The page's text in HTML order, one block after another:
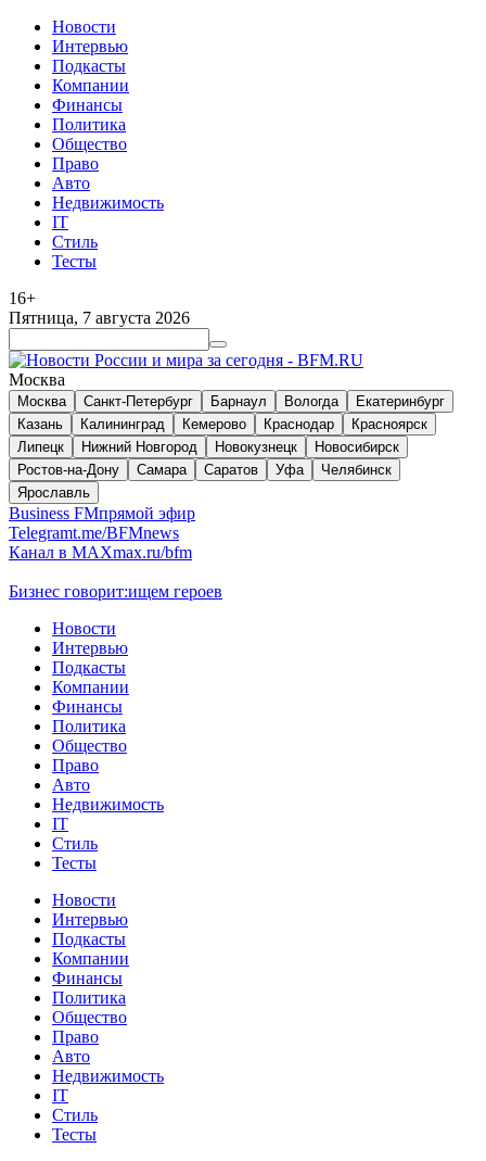
Новости
Интервью
Подкасты
Компании
Финансы
Политика
Общество
Право
Авто
Недвижимость
IT
Стиль
Тесты
16+
Пятница, 7 августа 2026
Москва
Москва Санкт-Петербург Барнаул Вологда
Екатеринбург
Казань
Калининград Кемерово Краснодар
Красноярск
Липецк
Нижний Новгород Новокузнецк
Новосибирск
Ростов-на-Дону
Самара Саратов Уфа
Челябинск
Ярославль
Business FMпрямой эфир
Telegramt.me/BFMnews
Канал в MAXmax.ru/bfm
Бизнес говорит:ищем героев
Новости
Интервью
Подкасты
Компании
Финансы
Политика
Общество
Право
Авто
Недвижимость
IT
Стиль
Тесты
Новости
Интервью
Подкасты
Компании
Финансы
Политика
Общество
Право
Авто
Недвижимость
IT
Стиль
Тесты